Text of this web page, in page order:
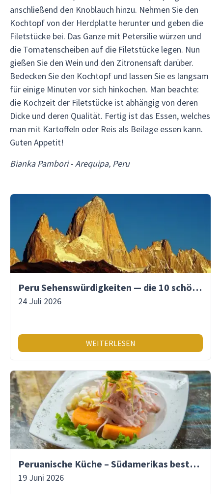
anschließend den Knoblauch hinzu. Nehmen Sie den
Kochtopf von der Herdplatte herunter und geben die
Filetstücke bei. Das Ganze mit Petersilie würzen und
die Tomatenscheiben auf die Filetstücke legen. Nun
gießen Sie den Wein und den Zitronensaft darüber.
Bedecken Sie den Kochtopf und lassen Sie es langsam
für einige Minuten vor sich hinkochen. Man beachte:
die Kochzeit der Filetstücke ist abhängig von deren
Dicke und deren Qualität. Fertig ist das Essen, welches
man mit Kartoffeln oder Reis als Beilage essen kann.
Guten Appetit!
Bianka Pambori - Arequipa, Peru
Peru Sehenswürdigkeiten — die 10 schönsten Orte
24 Juli 2026
WEITERLESEN
Peruanische Küche – Südamerikas beste Gastronomie
19 Juni 2026